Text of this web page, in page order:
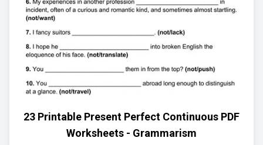
23 Printable Present Perfect Continuous PDF
Worksheets - Grammarism